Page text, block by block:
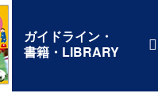
ガイドライン・
書籍・LIBRARY